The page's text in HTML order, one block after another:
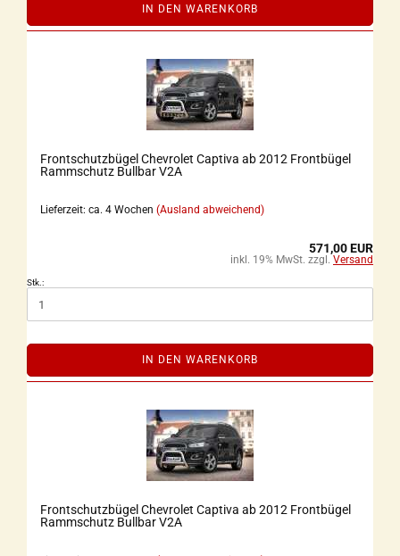
IN DEN WARENKORB
Frontschutzbügel Chevrolet Captiva ab 2012 Frontbügel
Rammschutz Bullbar V2A
Lieferzeit: ca. 4 Wochen (Ausland abweichend)
571,00 EUR
inkl. 19% MwSt. zzgl. Versand
Stk.:
IN DEN WARENKORB
Frontschutzbügel Chevrolet Captiva ab 2012 Frontbügel
Rammschutz Bullbar V2A